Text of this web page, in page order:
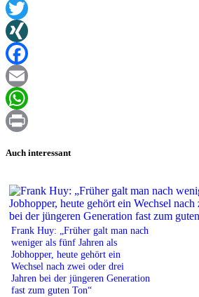
Twitter
XING
Facebook
Email
WhatsApp
Auch interessant
Frank Huy: „Früher galt man nach
weniger als fünf Jahren als
Jobhopper, heute gehört ein
Wechsel nach zwei oder drei
Jahren bei der jüngeren Generation
fast zum guten Ton“